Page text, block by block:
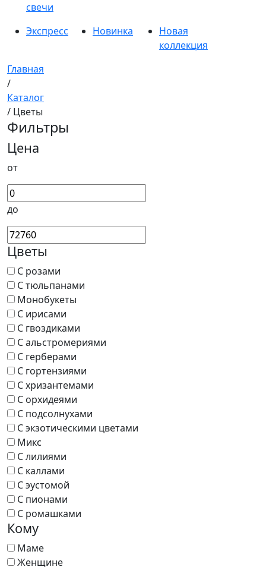
свечи
Экспресс
Новинка
Новая
коллекция
Главная
/
Каталог
/ Цветы
Фильтры
Цена
от
до
Цветы
С розами
С тюльпанами
Монобукеты
С ирисами
С гвоздиками
С альстромериями
С герберами
С гортензиями
С хризантемами
С орхидеями
С подсолнухами
С экзотическими цветами
Микс
С лилиями
С каллами
С эустомой
С пионами
С ромашками
Кому
Маме
Женщине